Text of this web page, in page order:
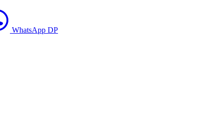
WhatsApp DP